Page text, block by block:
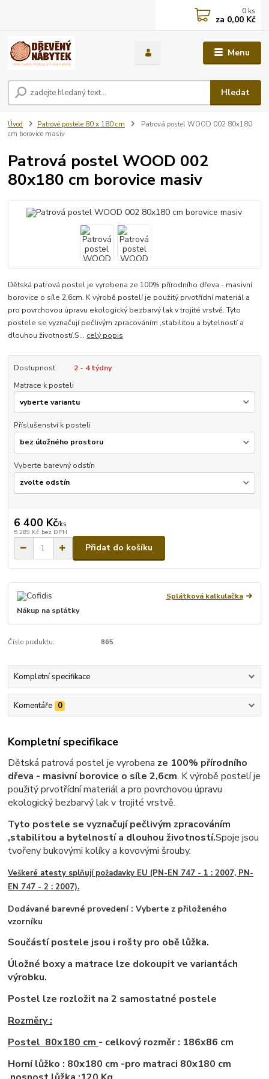
Menu
Hledat
0 ks
za 0,00 Kč
Úvod Patrové postele 80 x 180 cm
Patrová postel WOOD 002 80x180
cm borovice masiv
Patrová postel WOOD 002
80x180 cm borovice masiv
Dětská patrová postel je vyrobena ze 100% přírodního dřeva - masivní
borovice o síle 2,6cm. K výrobě postelí je použitý prvotřídní materiál a
pro povrchovou úpravu ekologický bezbarvý lak v trojité vrstvě. Tyto
postele se vyznačují pečlivým zpracováním ,stabilitou a bytelností a
dlouhou životností.S... celý popis
Dostupnost
2 - 4 týdny
Matrace k posteli
Příslušenství k posteli
Vyberte barevný odstín
6 400 Kč/ks
5 289 Kč bez DPH
Přidat do košíku
Splátková kalkulačka
Nákup na splátky
Číslo produktu: 865
Kompletní specifikace
Komentáře 0
Kompletní specifikace
Dětská patrová postel je vyrobena ze 100% přírodního
dřeva - masivní borovice o síle 2,6cm. K výrobě postelí je
použitý prvotřídní materiál a pro povrchovou úpravu
ekologický bezbarvý lak v trojité vrstvě.
Tyto postele se vyznačují pečlivým zpracováním
,stabilitou a bytelností a dlouhou životností.Spoje jsou
tvořeny bukovými kolíky a kovovými šrouby.
Veškeré atesty splňují požadavky EU (PN-EN 747 - 1 : 2007, PN-
EN 747 - 2 : 2007).
Dodávané barevné provedení : Vyberte z přiloženého
vzorníku
Součástí postele jsou i rošty pro obě lůžka.
Úložné boxy a matrace lze dokoupit ve variantách
výrobku.
Postel lze rozložit na 2 samostatné postele
Rozměry :
Postel 80x180 cm - celkový rozměr : 186x86 cm
Horní lůžko : 80x180 cm -pro matraci 80x180 cm